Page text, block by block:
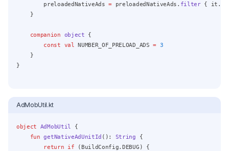
        preloadedNativeAds
= preloadedNativeAds. filter {
    }
companion object {
const val NUMBER_OF_PRELOAD_ADS = 3
    }
}
AdMobUtil.kt
object AdMobUtil {
fun getNativeAdUnitId (): String {
return if (BuildConfig.DEBUG) {